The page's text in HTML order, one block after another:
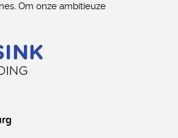
Om onze ambitieuze